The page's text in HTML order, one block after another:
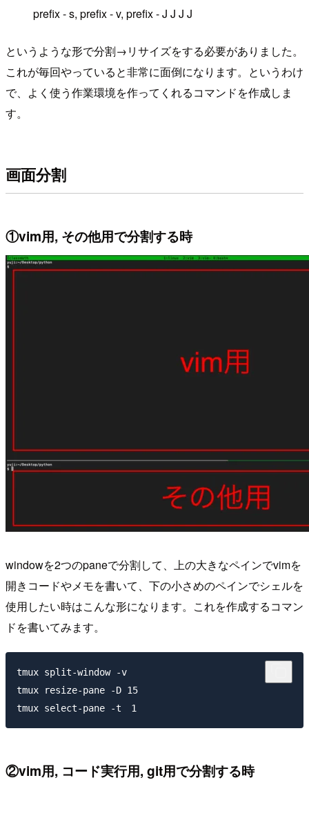
prefix - s, prefix - v, prefix - J J J J
というような形で分割→リサイズをする必要がありました。
これが毎回やっていると非常に面倒になります。というわけ
で、よく使う作業環境を作ってくれるコマンドを作成しま
す。
画面分割
①vim用, その他用で分割する時
windowを2つのpaneで分割して、上の大きなペインでvimを
開きコードやメモを書いて、下の小さめのペインでシェルを
使用したい時はこんな形になります。これを作成するコマン
ドを書いてみます。
tmux split-window -v
tmux resize-pane -D 15
②vim用, コード実行用, git用で分割する時